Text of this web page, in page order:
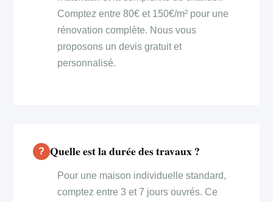
Comptez entre 80€ et 150€/m² pour une
rénovation complète. Nous vous
proposons un devis gratuit et
personnalisé.
Quelle est la durée des travaux ?
Pour une maison individuelle standard,
comptez entre 3 et 7 jours ouvrés. Ce